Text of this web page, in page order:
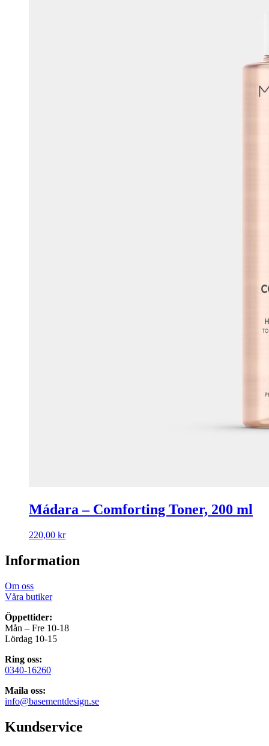
Mádara – Comforting Toner, 200 ml
220,00 kr
Information
Om oss
Våra butiker
Öppettider:
Mån – Fre 10-18
Lördag 10-15
Ring oss:
0340-16260
Maila oss:
info@basementdesign.se
Kundservice